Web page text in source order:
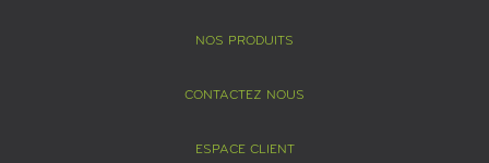
NOS PRODUITS
CONTACTEZ NOUS
ESPACE CLIENT